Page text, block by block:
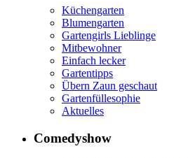
Küchengarten
Blumengarten
Gartengirls Lieblinge
Mitbewohner
Einfach lecker
Gartentipps
Übern Zaun geschaut
Gartenfüllesophie
Aktuelles
Comedyshow